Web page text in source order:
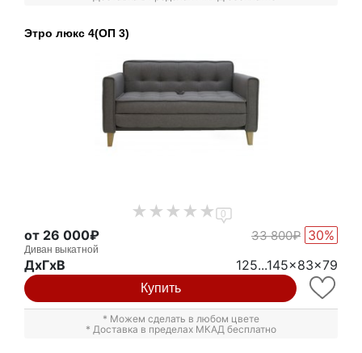
Этро люкс 4(ОП 3)
0
от 26 000₽ 33 800₽ 30%
Диван выкатной
ДxГxВ 125...145x83x79
Купить
* Можем сделать в любом цвете
* Доставка в пределах МКАД бесплатно